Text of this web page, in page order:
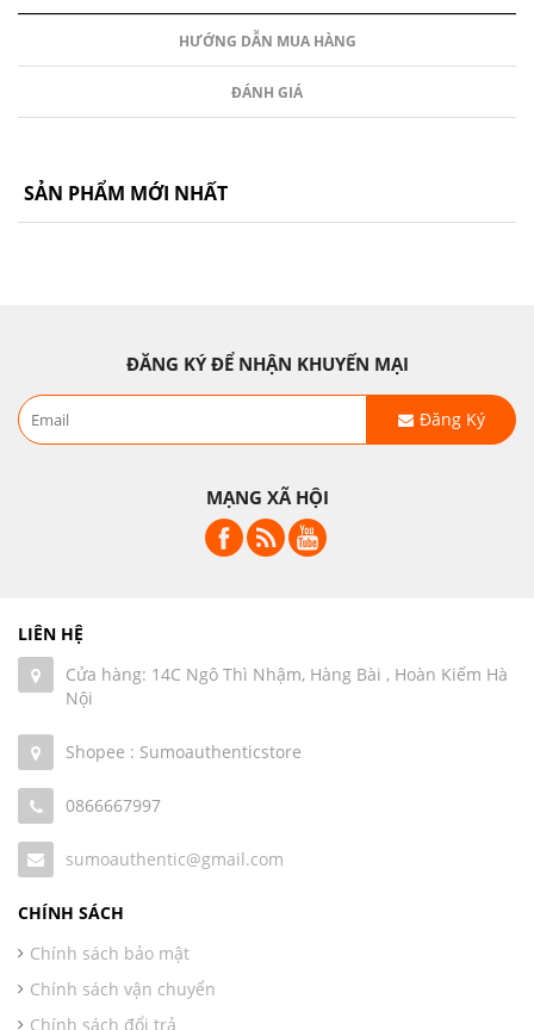
HƯỚNG DẪN MUA HÀNG
ĐÁNH GIÁ
SẢN PHẨM MỚI NHẤT
ĐĂNG KÝ ĐỂ NHẬN KHUYẾN MẠI
Đăng Ký
MẠNG XÃ HỘI
LIÊN HỆ
Cửa hàng: 14C Ngô Thì Nhậm, Hàng Bài , Hoàn Kiếm Hà
Nội
Shopee : Sumoauthenticstore
0866667997
sumoauthentic@gmail.com
CHÍNH SÁCH
Chính sách bảo mật
Chính sách vận chuyển
Chính sách đổi trả